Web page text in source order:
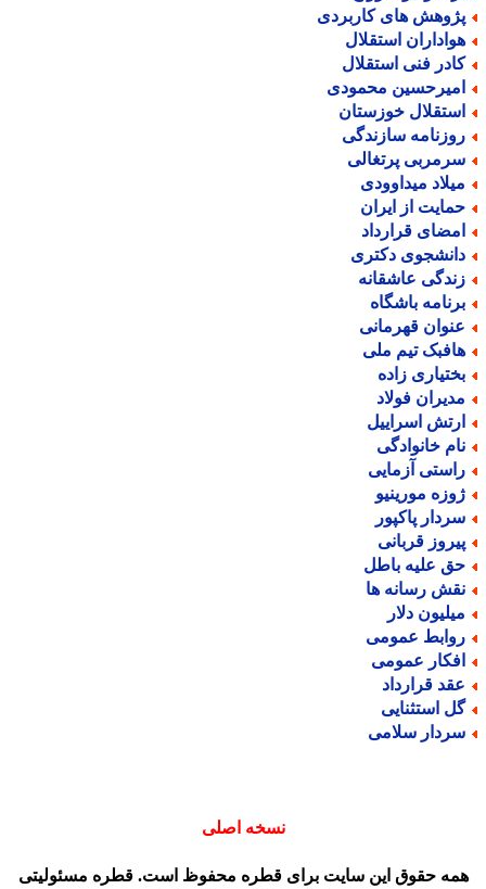
های کاربردی
استقلال
فنی استقلال
محمودی
خوزستان
سازندگی
پرتغالی
میداوودی
از ایران
قرارداد
دکتری
عاشقانه
باشگاه
قهرمانی
تیم ملی
زاده
فولاد
اسراییل
خانوادگی
آزمایی
مورینیو
پاکپور
قربانی
علیه باطل
رسانه ها
دلار
عمومی
عمومی
قرارداد
استثنایی
سلامی
نسخه اصلی
حقوق این سایت برای قطره محفوظ است. قطره مسئولیتی